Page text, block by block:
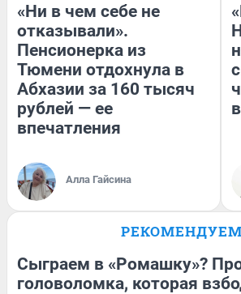
«Ни в чем себе не
отказывали».
Пенсионерка из
Тюмени отдохнула в
Абхазии за 160 тысяч
рублей — ее
впечатления
Алла Гайсина
РЕКОМЕНДУЕМ
Сыграем в «Ромашку»?
головоломка, которая